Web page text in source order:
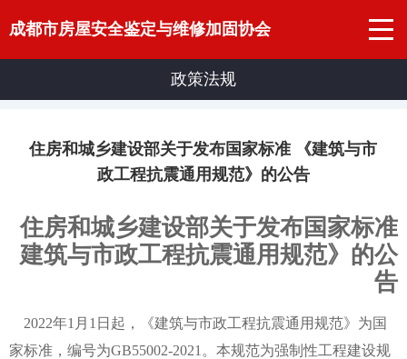
成都市房屋安全鉴定与维修加固协会
政策法规
住房和城乡建设部关于发布国家标准 《建筑与市
政工程抗震通用规范》的公告
住房和城乡建设部关于发布国家标准
建筑与市政工程抗震通用规范》的公
告
2022年1月1日起，
《建筑与市政工程抗震通用规范》为国
家标准，编号为GB55002-2021 。本规范为强制性工程建设规